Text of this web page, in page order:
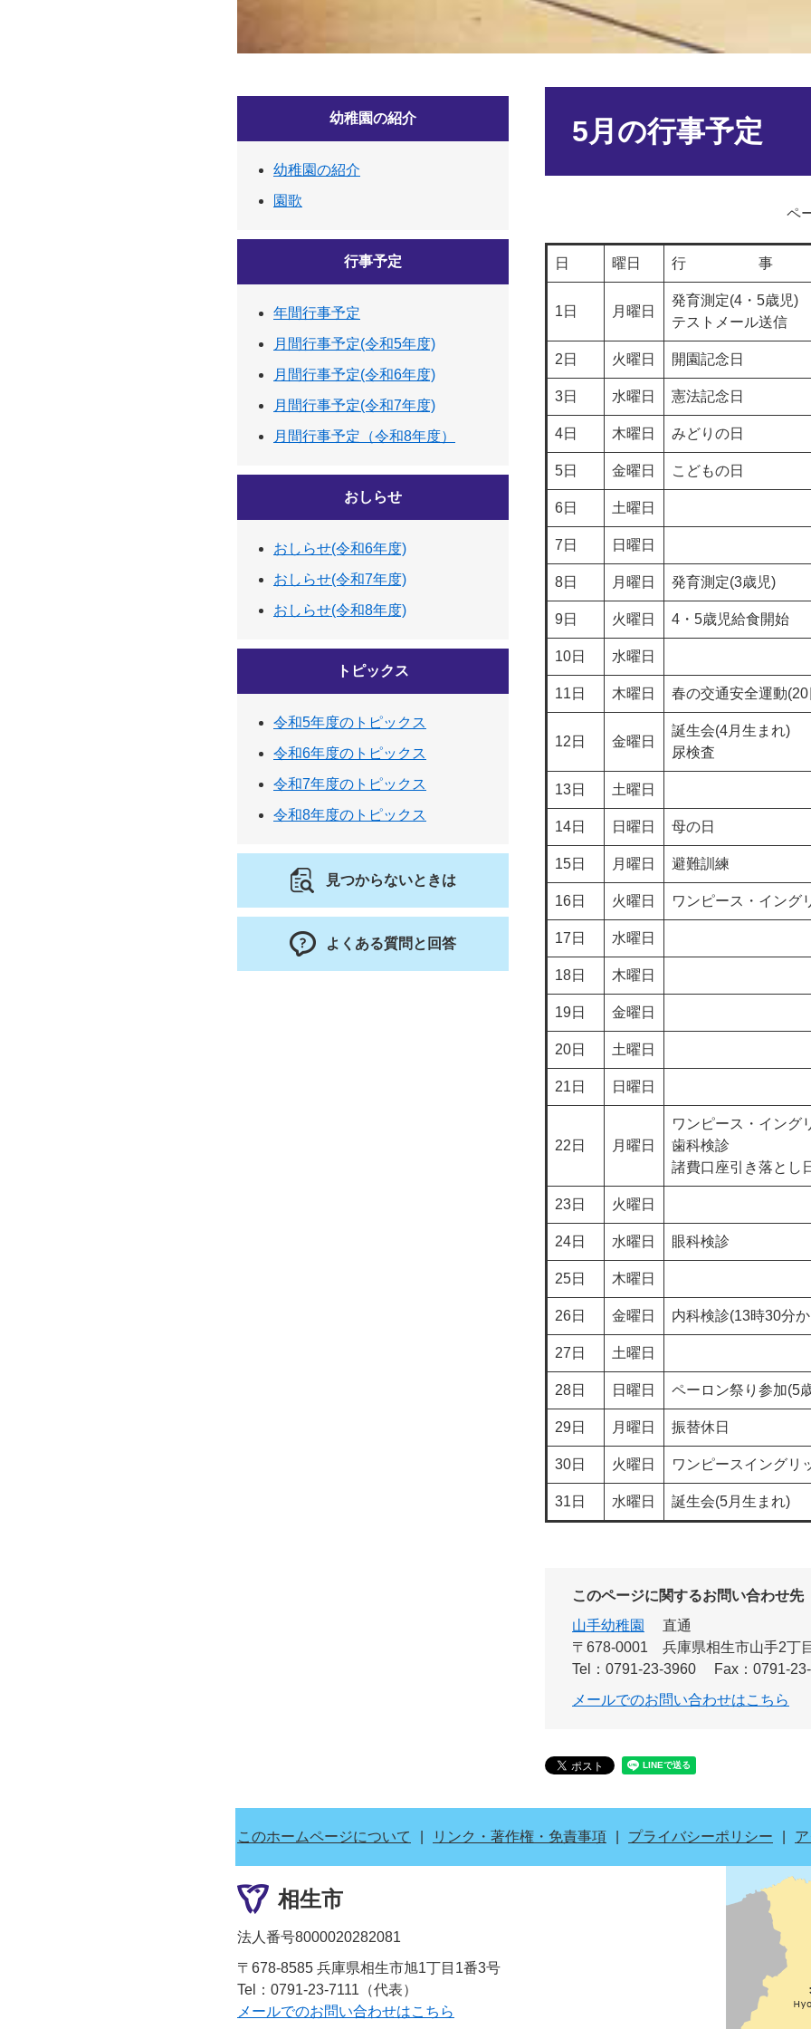
5月の行事予定
ペ
日 曜日 行 事
1日 月曜日
発育測定(4・5歳児)
テストメール送信
2日 火曜日 開園記念日
3日 水曜日 憲法記念日
4日 木曜日 みどりの日
5日 金曜日 こどもの日
6日 土曜日
7日 日曜日
8日 月曜日 発育測定(3歳児)
9日 火曜日 4・5歳児給食開始
10日 水曜日
11日 木曜日 春の交通安全運動
12日 金曜日
誕生会(4月生まれ)
尿検査
13日 土曜日
14日 日曜日 母の日
15日 月曜日 避難訓練
16日 火曜日 ワンピース・イング
17日 水曜日
18日 木曜日
19日 金曜日
20日 土曜日
21日 日曜日
22日 月曜日
ワンピース・イング
歯科検
諸費口座引き落とし
23日 火曜日
24日 水曜日 眼科検診
25日 木曜日
26日 金曜日 内科検診(13時30分
27日 土曜日
28日 日曜日 ペーロン祭り参加(5
29日 月曜日 振替休日
30日 火曜日 ワンピースイング
31日 水曜日 誕生会(5月生まれ)
このページに関するお問い合わせ先
山手幼稚園
直通
〒678-0001
兵庫県相生市山手2丁
Tel：0791-23-3960
Fax：0791-
メールでのお問い合わせはこちら
幼稚園の紹介
幼稚園の紹介
園歌
行事予定
年間行事予定
月間行事予定(令和5年度)
月間行事予定(令和6年度)
月間行事予定(令和7年度)
月間行事予定（令和8年度）
おしらせ
おしらせ(令和6年度)
おしらせ(令和7年度)
おしらせ(令和8年度)
トピックス
令和5年度のトピックス
令和6年度のトピックス
令和7年度のトピックス
令和8年度のトピックス
見つからないときは
よくある質問と回答
このホームページについて リンク・著作権・免責事項 プライバシーポリシー
相生市
法人番号8000020282081
〒678-8585 兵庫県相生市旭1丁目1番3号
Tel：0791-23-7111（代表）
メールでのお問い合わせはこちら